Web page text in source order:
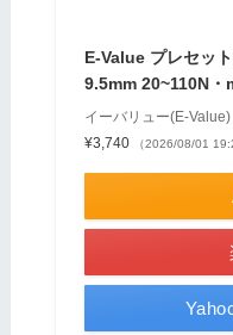
E-Value プレセッ
9.5mm 20~110N・
イーバリュー(E-Value)
¥3,740
（2026/08/01